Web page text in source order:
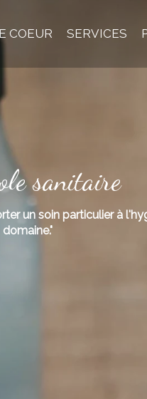
COEUR SERVICES
sanitaire
un soin particulier à
domaine."